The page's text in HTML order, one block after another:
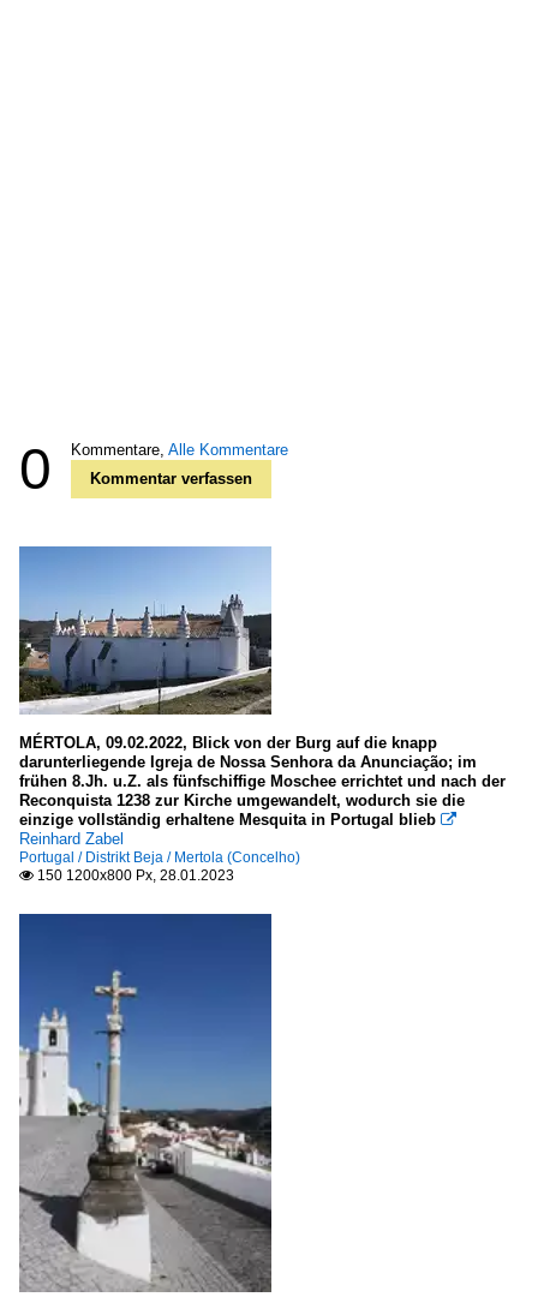
0 Kommentare, Alle Kommentare
Kommentar verfassen
MÉRTOLA, 09.02.2022, Blick von der Burg auf die knapp
darunterliegende Igreja de Nossa Senhora da Anunciação; im
frühen 8.Jh. u.Z. als fünfschiffige Moschee errichtet und nach der
Reconquista 1238 zur Kirche umgewandelt, wodurch sie die
einzige vollständig erhaltene Mesquita in Portugal blieb 
Reinhard Zabel
Portugal / Distrikt Beja / Mertola (Concelho)
 150 1200x800 Px, 28.01.2023